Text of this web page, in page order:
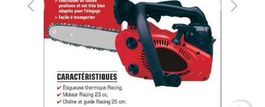
Previous Next